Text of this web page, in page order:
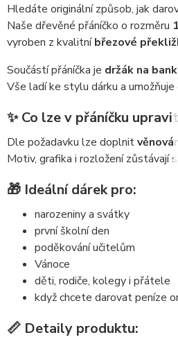
Hledáte originální způsob, jak
Naše dřevěné přáníčko o rozměru
vyroben z kvalitníbřezové
Součástí přáníčka je držák na
Vše ladí ke stylu dárku a
✨ Co lze v přáníčku
Dle požadavku lze doplnit
Motiv, grafika i rozložení zůstávají
🎁 Ideální dárek pro:
narozeniny a svátky
první školní den
poděkování učitelům
Vánoce
děti, rodiče, kolegy i přátele
když chcete darovat peníze
📏 Detaily produktu: